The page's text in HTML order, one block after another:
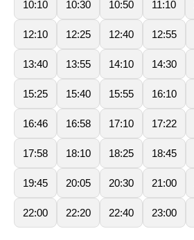
10:10 10:30 10:50 11:10
12:10 12:25 12:40 12:55
13:40 13:55 14:10 14:30
15:25 15:40 15:55 16:10
16:46 16:58 17:10 17:22
17:58 18:10 18:25 18:45
19:45 20:05 20:30 21:00
22:00 22:20 22:40 23:00